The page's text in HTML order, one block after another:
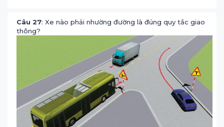
Câu 27: Xe nào phải nhường đường là đúng quy tắc giao
thông?